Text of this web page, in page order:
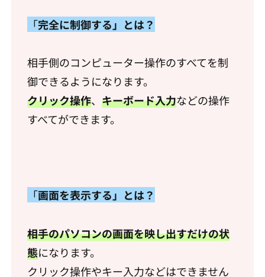
「完全に制御する」とは？
相手側のコンピューター操作のすべてを制
御できるようになります。
クリック操作、 キーボード入力などの操作
すべてができます。
「画面を表示する」とは？
相手のパソコンの画面を映し出すだけの状
態になります。
クリック操作やキー入力などはできません